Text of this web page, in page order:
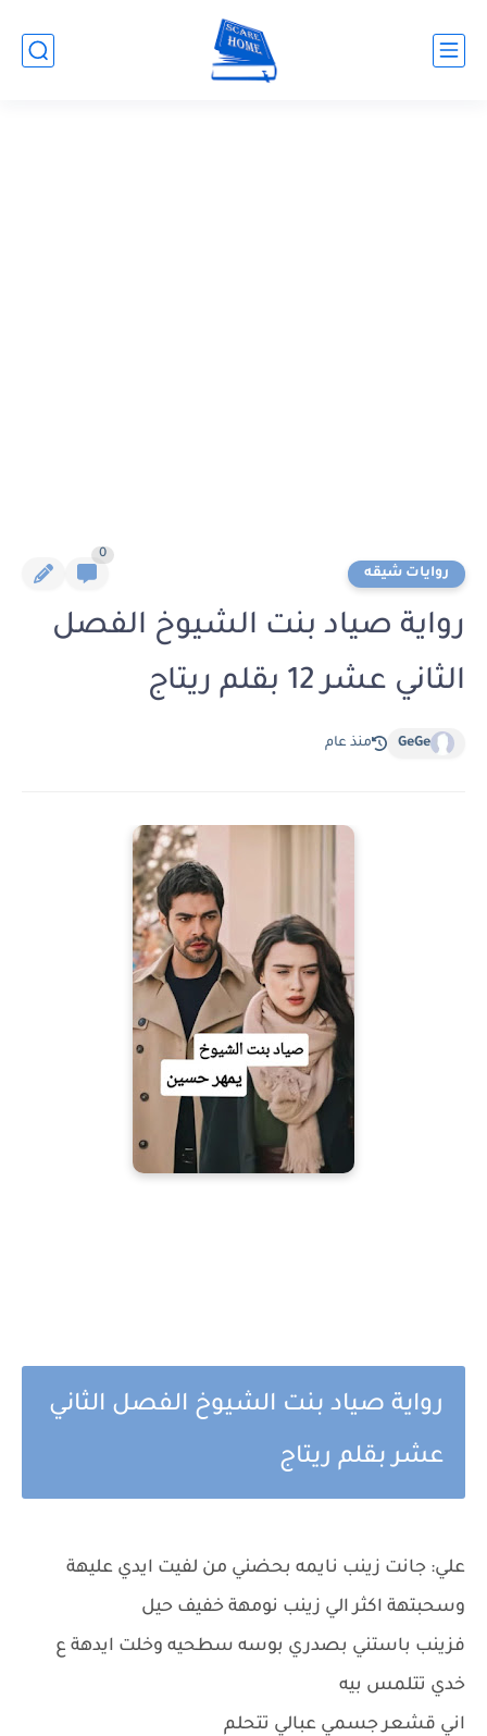
روايات شيقه
0
رواية صياد بنت الشيوخ الفصل
الثاني عشر 12 بقلم ريتاج
GeGe منذ عام
رواية صياد بنت الشيوخ الفصل الثاني
عشر بقلم ريتاج
علي: جانت زينب نايمه بحضني من لفيت ايدي عليهة
وسحبتهة اكثر الي زينب نومهة خفيف حيل
فزينب باستني بصدري بوسه سطحيه وخلت ايدهة ع
خدي تتلمس بيه
اني قشعر جسمي عبالي تتحلم